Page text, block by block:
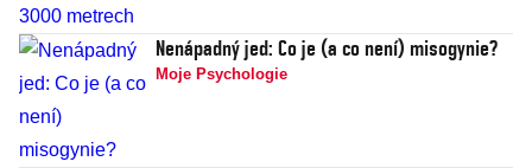
Nenápadný jed: Co je (a co není) misogynie?
Moje Psychologie